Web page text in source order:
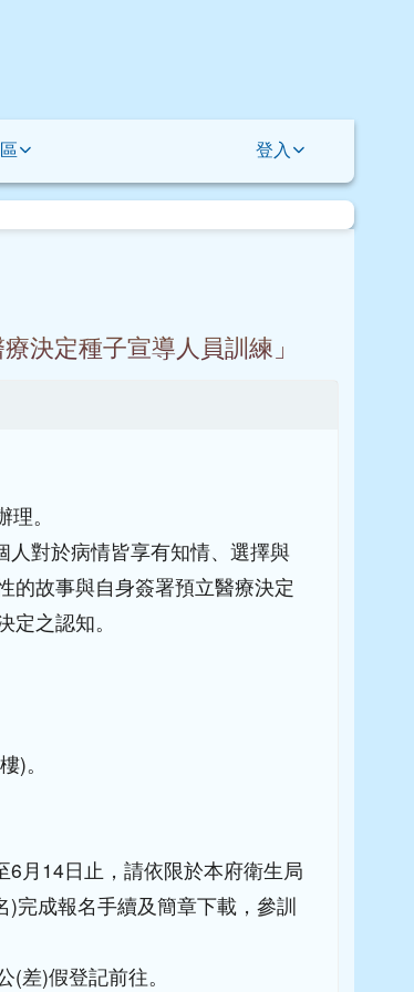
登入
決定種子宣導人員訓練」
。
對於病情皆享有知情、選擇與
的故事與自身簽署預立醫療決定
之認知。
)。
月14日止，請依限於本府衛生局
完成報名手續及簡章下載，參訓
差)假登記前往。